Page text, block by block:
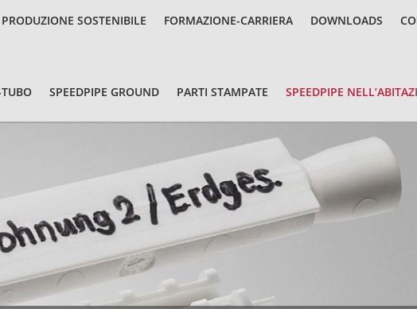
PRODUZIONE SOSTENIBILE FORMAZIONE-CARRIERA DOWNLOADS
SPEEDPIPE GROUND PARTI STAMPATE SPEEDPIPE